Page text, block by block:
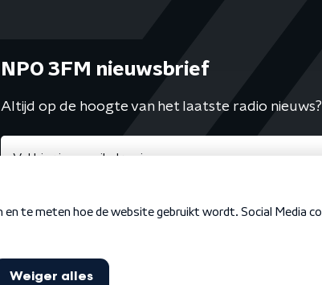
NPO 3FM nieuwsbrief
Altijd op de hoogte van het laatste radio nieuws?